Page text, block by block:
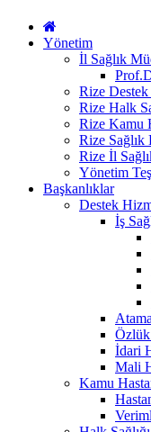
Yönetim
İl Sağlık
Rize Destek
Rize Halk
Rize Kamu
Rize Sağlık
Rize İl
Yönetim
Başkanlıklar
Destek
İş
İdari
Mali
Kamu